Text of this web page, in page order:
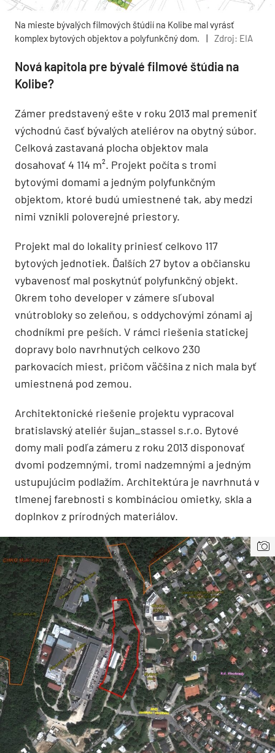
Na mieste bývalých filmových štúdií na Kolibe mal vyrásť
komplex bytových objektov a polyfunkčný dom.
Zdroj: EIA
Nová kapitola pre bývalé filmové štúdia na
Kolibe?
Zámer predstavený ešte v roku 2013 mal premeniť
východnú časť bývalých ateliérov na obytný súbor.
Celková zastavaná plocha objektov mala
dosahovať 4 114 m². Projekt počíta s tromi
bytovými domami a jedným polyfunkčným
objektom, ktoré budú umiestnené tak, aby medzi
nimi vznikli poloverejné priestory.
Projekt mal do lokality priniesť celkovo 117
bytových jednotiek. Ďalších 27 bytov a občiansku
vybavenosť mal poskytnúť polyfunkčný objekt.
Okrem toho developer v zámere sľuboval
vnútrobloky so zeleňou, s oddychovými zónami aj
chodníkmi pre peších. V rámci riešenia statickej
dopravy bolo navrhnutých celkovo 230
parkovacích miest, pričom väčšina z nich mala byť
umiestnená pod zemou.
Architektonické riešenie projektu vypracoval
bratislavský ateliér šujan_stassel s.r.o. Bytové
domy mali podľa zámeru z roku 2013 disponovať
dvomi podzemnými, tromi nadzemnými a jedným
ustupujúcim podlažím. Architektúra je navrhnutá v
tlmenej farebnosti s kombináciou omietky, skla a
doplnkov z prírodných materiálov.